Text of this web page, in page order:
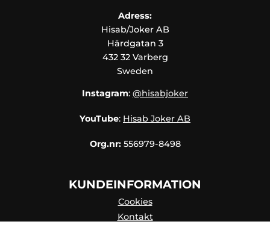
Adress:
Hisab/Joker AB
Härdgatan 3
432 32 Varberg
Sweden
Instagram: @hisabjoker
YouTube: Hisab Joker AB
Org.nr: 556979-8498
KUNDEINFORMATION
Cookies
Kontakt